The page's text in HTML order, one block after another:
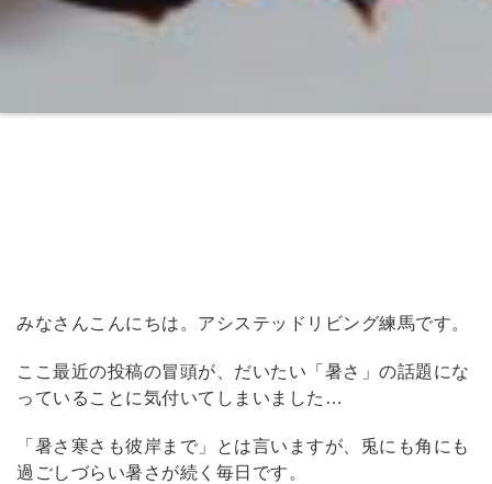
みなさんこんにちは。アシステッドリビング練馬です。
ここ最近の投稿の冒頭が、だいたい「暑さ」の話題にな
っていることに気付いてしまいました…
「暑さ寒さも彼岸まで」とは言いますが、兎にも角にも
過ごしづらい暑さが続く毎日です。